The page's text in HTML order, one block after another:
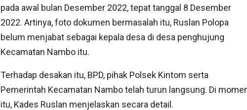
pada awal bulan Desember 2022, tepat tanggal 8 Desember
2022. Artinya, foto dokumen bermasalah itu, Ruslan Polopa
belum menjabat sebagai kepala desa di desa penghujung
Kecamatan Nambo itu.
Terhadap desakan itu, BPD, pihak Polsek Kintom serta
Pemerintah Kecamatan Nambo telah turun langsung. Di
itu, Kades Ruslan menjelaskan secara detail.